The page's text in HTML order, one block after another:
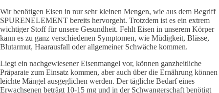
Wir benötigen Eisen in nur sehr kleinen Mengen, wie aus dem Begriff
SPURENELEMENT bereits hervorgeht. Trotzdem ist es ein extrem
wichtiger Stoff für unsere Gesundheit. Fehlt Eisen in unserem Körper
kann es zu ganz verschiedenen Symptomen, wie Müdigkeit, Blässe,
Blutarmut, Haarausfall oder allgemeiner Schwäche kommen.
Liegt ein nachgewiesener Eisenmangel vor, können ganzheitliche
Präparate zum Einsatz kommen, aber auch über die Ernährung können
leichte Mängel ausgeglichen werden. Der tägliche Bedarf eines
Erwachsenen beträgt 10-15 mg und in der Schwangerschaft benötigt